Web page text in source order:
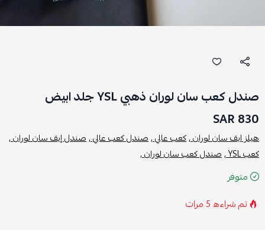
صندل كعب سان لوران ذهبي YSL جلد ابيض
830 SAR
هيلز ايف سان لوران ,كعب عالي ,صندل كعب عالي ,صندل إيف سان لوران ,
كعب YSL ,
صندل كعب سان لوران ,
متوفر
تم شراءه5مرات